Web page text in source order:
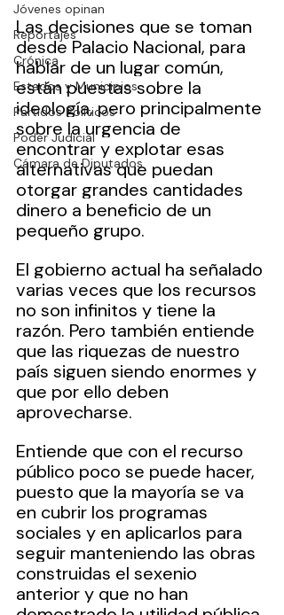
Jóvenes opinan
Reportajes
Crónica
Estados y Municipios
Partidos Políticos
Poder Judicial
Cámara de Diputados
Las decisiones que se toman
desde Palacio Nacional, para
hablar de un lugar común,
están puestas sobre la
ideología, pero principalmente
sobre la urgencia de
encontrar y explotar esas
alternativas que puedan
otorgar grandes cantidades
dinero a beneficio de un
pequeño grupo.
El gobierno actual ha señalado
varias veces que los recursos
no son infinitos y tiene la
razón. Pero también entiende
que las riquezas de nuestro
país siguen siendo enormes y
que por ello deben
aprovecharse.
Entiende que con el recurso
público poco se puede hacer,
puesto que la mayoría se va
en cubrir los programas
sociales y en aplicarlos para
seguir manteniendo las obras
construidas el sexenio
anterior y que no han